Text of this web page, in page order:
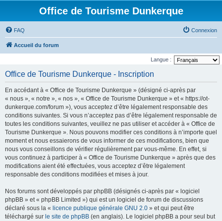
Office de Tourisme Dunkerque
FAQ Connexion
Accueil du forum
Langue :
Office de Tourisme Dunkerque - Inscription
En accédant à « Office de Tourisme Dunkerque » (désigné ci-après par
« nous », « notre », « nos », « Office de Tourisme Dunkerque » et « https://ot-
dunkerque.com/forum »), vous acceptez d’être légalement responsable des
conditions suivantes. Si vous n’acceptez pas d’être légalement responsable de
toutes les conditions suivantes, veuillez ne pas utiliser et accéder à « Office de
Tourisme Dunkerque ». Nous pouvons modifier ces conditions à n’importe quel
moment et nous essaierons de vous informer de ces modifications, bien que
nous vous conseillons de vérifier régulièrement par vous-même. En effet, si
vous continuez à participer à « Office de Tourisme Dunkerque » après que des
modifications aient été effectuées, vous acceptez d’être légalement
responsable des conditions modifiées et mises à jour.
Nos forums sont développés par phpBB (désignés ci-après par « logiciel
phpBB » et « phpBB Limited ») qui est un logiciel de forum de discussions
déclaré sous la « licence publique générale GNU 2.0 » et qui peut être
téléchargé sur le site de phpBB (en anglais). Le logiciel phpBB a pour seul but